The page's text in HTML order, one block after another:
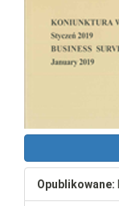
Opublikowane: